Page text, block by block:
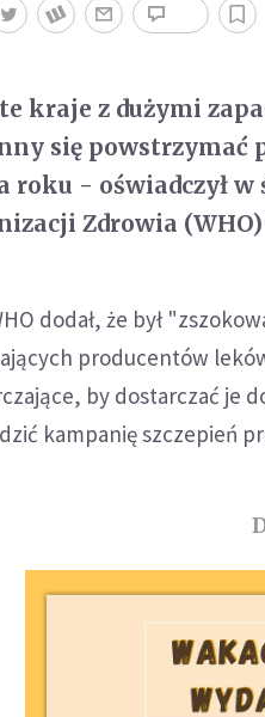
kraje z dużymi
się powstrzymać
roku - oświadczył
Zdrowia
dodał, że był
producentów
by dostarczać je
kampanię szczepień